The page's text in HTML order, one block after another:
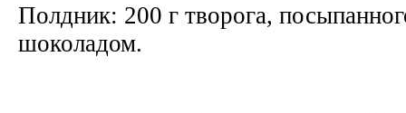
Полдник: 200 г творога,
шоколадом.